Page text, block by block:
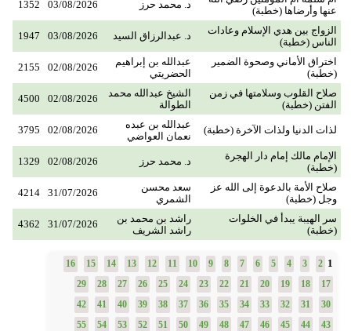
عنها وأرضاها (خطبة)
د. محمد حرز 03/08/2026
1352
الزواج بين هدي الإسلام وعادات
الناس (خطبة)
د. عبدالرزاق السيد 03/08/2026
1947
اختراق الأماني وصحوة الضمير
(خطبة)
عبدالله بن إبراهيم
الحضريتي
02/08/2026
2155
صلاح القلوب وسلامتها في زمن
الفتن (خطبة)
الشيخ عبدالله محمد
الطوالة
02/08/2026
4500
لذات الدنيا ولذات الآخرة (خطبة)
عبدالله بن عبده
نعمان العواضي
02/08/2026
3795
الإمام مالك إمام دار الهجرة
(خطبة)
د. محمد حرز 02/08/2026
1329
صلاح الأمة بالدعوة إلى الله عز
وجل (خطبة)
سعد محسن
الشمري
31/07/2026
4214
سر الهيبة يبدأ في الخلوات
(خطبة)
راشد بن محمد بن
راشد الشريف
31/07/2026
4362
1
2
3
4
5
6
7
8
9
10
11
12
13
14
15
16
17
18
19
20
21
22
23
24
25
26
27
28
29
30
31
32
33
34
35
36
37
38
39
40
41
42
43
44
45
46
47
48
49
50
51
52
53
54
55